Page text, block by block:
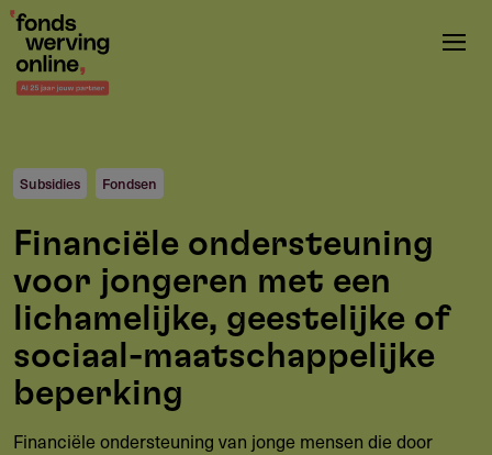
Overslaan
naar
de
gaan
Subsidies Fondsen
Financiële ondersteuning
voor jongeren met een
lichamelijke, geestelijke of
sociaal-maatschappelijke
beperking
Financiële ondersteuning van jonge mensen die door